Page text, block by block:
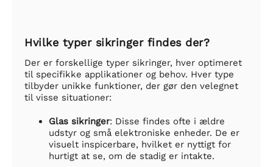
Hvilke typer sikringer findes der?
Der er forskellige typer sikringer, hver optimeret
til specifikke applikationer og behov. Hver type
tilbyder unikke funktioner, der gør den velegnet
til visse situationer:
Glas sikringer: Disse findes ofte i ældre
udstyr og små elektroniske enheder. De er
visuelt inspicerbare, hvilket er nyttigt for
hurtigt at se, om de stadig er intakte.